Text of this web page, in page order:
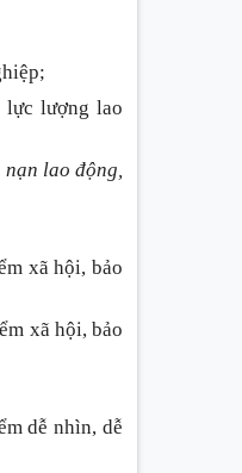
lực lượng lao
lao động,
xã hội, bảo
xã hội, bảo
dễ nhìn, dễ